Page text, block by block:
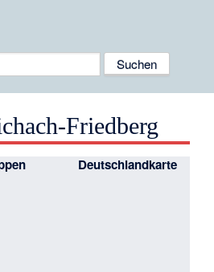
Friedberg
Deutschlandkarte